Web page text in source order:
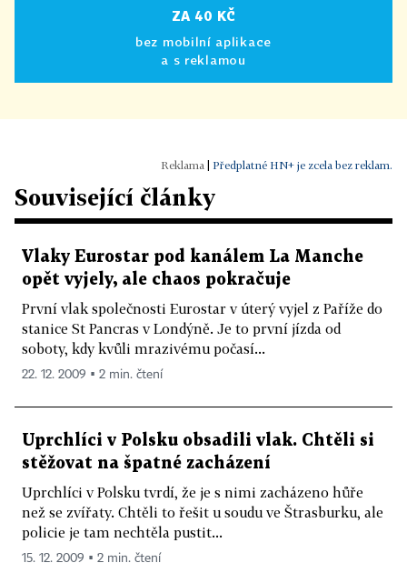
ZA 40 KČ
bez mobilní aplikace
a s reklamou
Předplatné HN+ je zcela bez reklam.
Související články
Vlaky Eurostar pod kanálem La Manche
opět vyjely, ale chaos pokračuje
První vlak společnosti Eurostar v úterý vyjel z Paříže do
stanice St Pancras v Londýně. Je to první jízda od
soboty, kdy kvůli mrazivému počasí...
22. 12. 2009 ▪ 2 min. čtení
Uprchlíci v Polsku obsadili vlak. Chtěli si
stěžovat na špatné zacházení
Uprchlíci v Polsku tvrdí, že je s nimi zacházeno hůře
než se zvířaty. Chtěli to řešit u soudu ve Štrasburku, ale
policie je tam nechtěla pustit...
15. 12. 2009 ▪ 2 min. čtení